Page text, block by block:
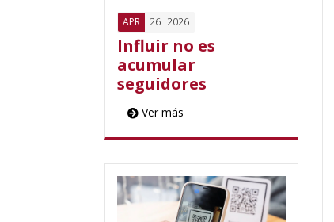
APR 26 2026
Influir no es
acumular
seguidores
Ver más